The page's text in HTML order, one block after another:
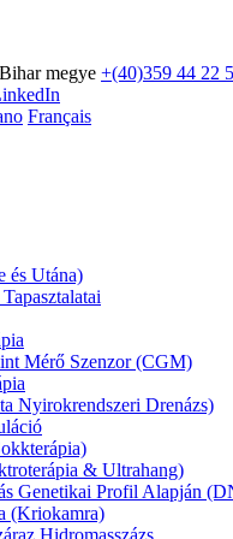
megye +(40)359 44 22
Français
és Utána)
Mérő Szenzor (CGM)
Nyirokrendszeri Drenázs)
& Ultrahang)
Genetikai Profil Alapján
(Kriokamra)
Hidromasszázs